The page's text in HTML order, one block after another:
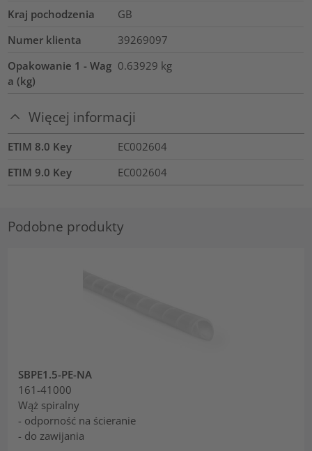
Kraj pochodzenia
GB
Numer klienta
39269097
Opakowanie 1 - Wag
a (kg)
0.63929 kg
Więcej informacji
ETIM 8.0 Key
EC002604
ETIM 9.0 Key
EC002604
Podobne produkty
SBPE1.5-PE-NA
161-41000
Wąż spiralny
- odporność na ścieranie
- do zawijania